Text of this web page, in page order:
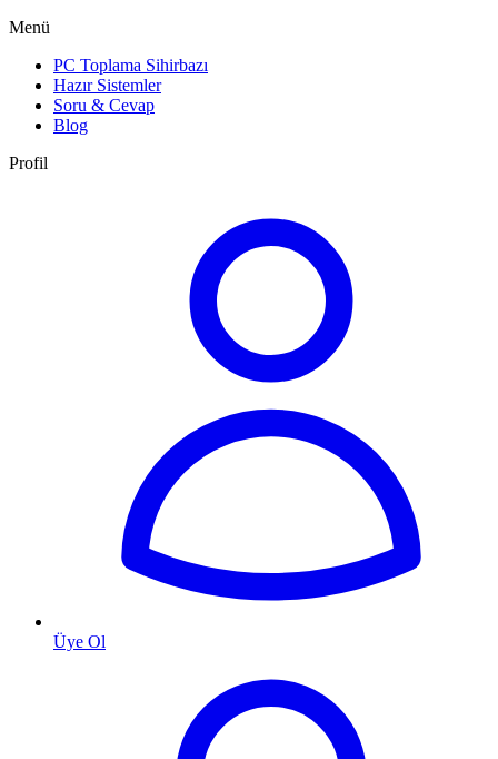
Menü
PC Toplama Sihirbazı
Hazır Sistemler
Soru & Cevap
Blog
Profil
Üye Ol